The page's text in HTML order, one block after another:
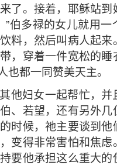
了。接着，耶稣站到
伯多禄的女儿就用一
料，然后叫病人起来
，穿着一件宽松的睡
都一同赞美天主。
他妇女一起帮忙，并
、若望，还有另外几
时候，祂主要谈到他
变得非常害怕和焦虑
要他承担这么重大的